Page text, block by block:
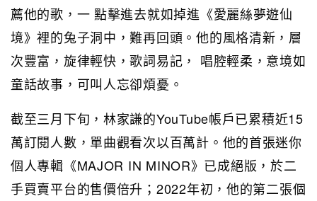
薦他的歌，一 點擊進去就如掉進《愛麗絲夢遊仙
境》裡的兔子洞中，難再回頭。他的風格清新，層
次豐富，旋律輕快，歌詞易記， 唱腔輕柔，意境如
童話故事，可叫人忘卻煩憂。
截至三月下旬，林家謙的YouTube帳戶已累積近15
萬訂閱人數，單曲觀看次以百萬計。他的首張迷你
個人專輯《MAJOR IN MINOR》已成絕版，於二
手買賣平台的售價倍升；2022年初，他的第二張個